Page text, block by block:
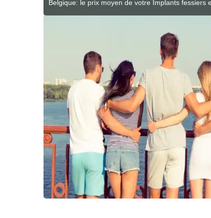
Belgique: le prix moyen de votre Implants fessiers